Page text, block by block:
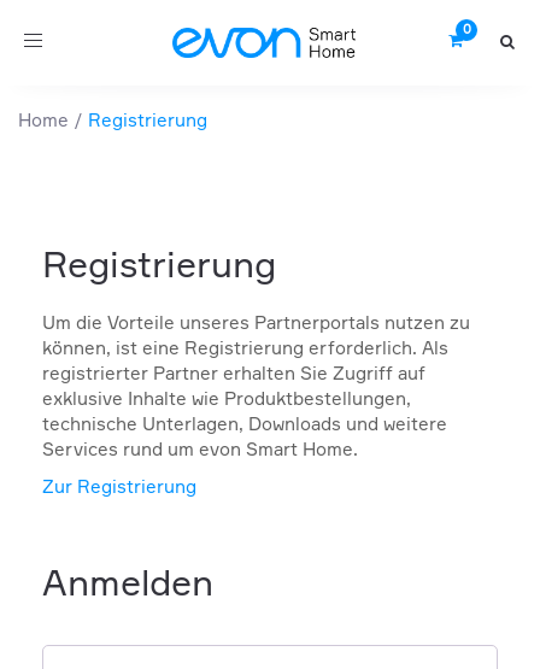
Toggle
Home Registrierung
Registrierung
Um die Vorteile unseres Partnerportals nutzen zu
können, ist eine Registrierung erforderlich. Als
registrierter Partner erhalten Sie Zugriff auf
exklusive Inhalte wie Produktbestellungen,
technische Unterlagen, Downloads und weitere
Services rund um evon Smart Home.
Zur Registrierung
Anmelden